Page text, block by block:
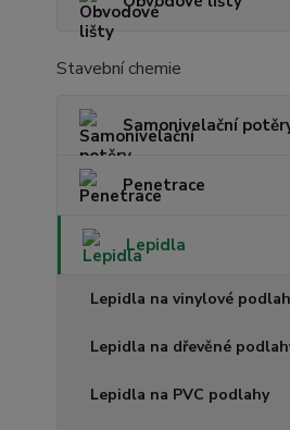
Stavební chemie
Samonivelační
Penetrace
Lepidla
Lepidla na vinylové
Lepidla na dřevěné
Lepidla na PVC podlahy